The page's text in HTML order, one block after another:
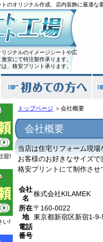
のオリジナル作成、店内装飾に最適な
ジナルのイメージシートや広
安にて特注製作承ります。
、格安プリント承ります。
トップページ ＞会社概要
会社概要
当店は住宅リフォーム現
お客様のお好きなサイズで
格安プリントにて制作させ
会社
名
株式会社KILAMEK
所在
地
〒160-0022
東京都新宿区新宿1-
電話
番号
迎!
!
い!